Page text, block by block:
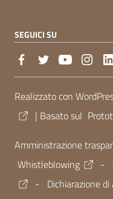
SEGUICI SU
Sezione Link
Realizzato con
| Basato sul
Amministrazione
Whistleblowing
-
-
Dichiarazione